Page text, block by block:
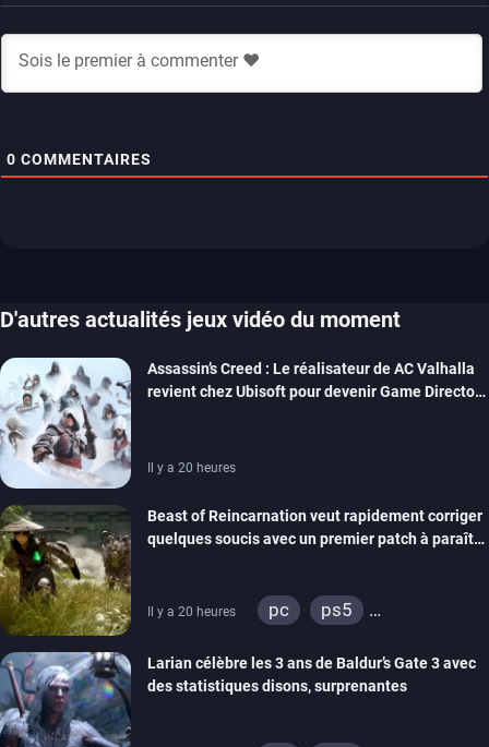
0 COMMENTAIRES
D'autres actualités jeux vidéo du moment
Assassin’s Creed : Le réalisateur de AC Valhalla
revient chez Ubisoft pour devenir Game Director
Il y a 20 heures
Beast of Reincarnation veut rapidement corriger
quelques soucis avec un premier patch à paraître
Il y a 20 heures pc
ps5
Larian célèbre les 3 ans de Baldur’s Gate 3 avec
des statistiques disons, surprenantes